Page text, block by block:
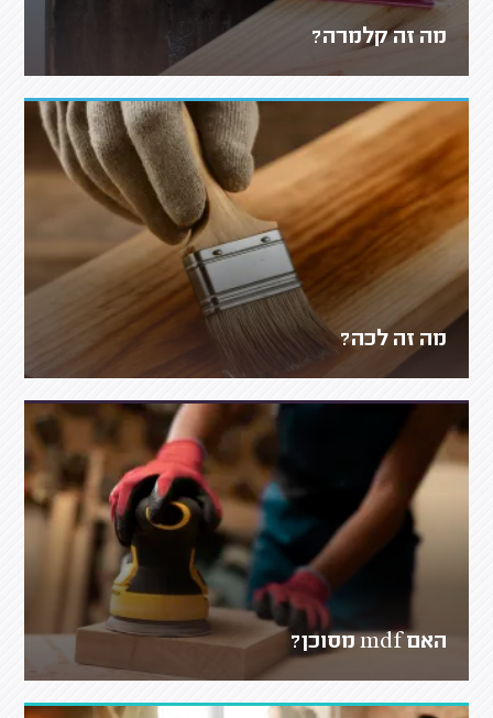
מה זה קלמרה?
מה זה לכה?
האם mdf מסוכן?